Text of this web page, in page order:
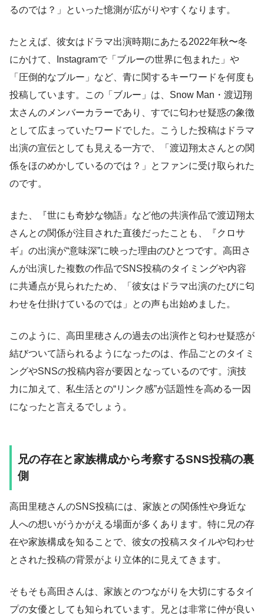
るのでは？」といった憶測が広がりやすくなります。
たとえば、彼女はドラマ出演時期にあたる2022年秋〜冬
にかけて、Instagramで「ブルーの世界に包まれた」や
「圧倒的なブルー」など、青に関するキーワードを何度も
投稿しています。この「ブルー」は、Snow Man・渡辺翔
太さんのメンバーカラーであり、すでに匂わせ疑惑の象徴
として広まっていたワードでした。こうした投稿はドラマ
出演の宣伝としても見える一方で、「渡辺翔太さんとの関
係をほのめかしているのでは？」とファンに受け取られた
のです。
また、『世にも奇妙な物語』など他の共演作品で渡辺翔太
さんとの関係が注目された直後だったことも、『クロサ
ギ』の出演が“意味深”に映った理由のひとつです。高田さ
んが出演した複数の作品でSNS投稿のタイミングや内容
に共通点が見られたため、「彼女はドラマ出演のたびに匂
わせを仕掛けているのでは」との声も出始めました。
このように、高田里穂さんの過去の出演作と匂わせ疑惑が
結びついて語られるようになったのは、作品ごとのタイミ
ングやSNSの投稿内容が要因となっているのです。演技
力に加えて、私生活との“リンク感”が話題性を高める一因
になったと言えるでしょう。
兄の存在と家族構成から考察するSNS投稿の裏
側
高田里穂さんのSNS投稿には、家族との関係性や身近な
人への想いがうかがえる場面が多くあります。特に兄の存
在や家族構成を知ることで、彼女の投稿スタイルや匂わせ
とされた投稿の背景がより立体的に見えてきます。
そもそも高田さんは、家族とのつながりを大切にするタイ
プの女優としても知られています。兄とは非常に仲が良い